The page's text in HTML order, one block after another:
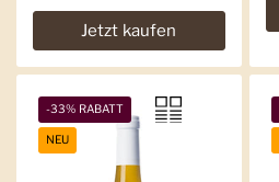
Jetzt kaufen
-33% RABATT
NEU